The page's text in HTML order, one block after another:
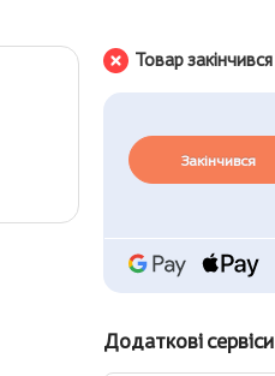
Товар закінчився
Закінчився
Додаткові сервіси